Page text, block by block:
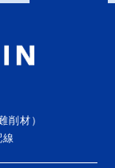
削材）